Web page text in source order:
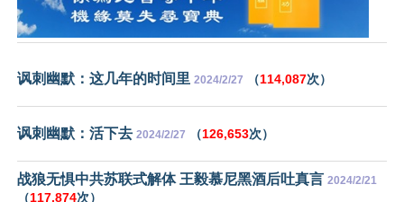
讽刺幽默：这几年的时间里 2024/2/27 （114,087次）
讽刺幽默：活下去 2024/2/27 （126,653次）
战狼无惧中共苏联式解体 王毅慕尼黑酒后吐真言 2024/2/21
（117,874次）